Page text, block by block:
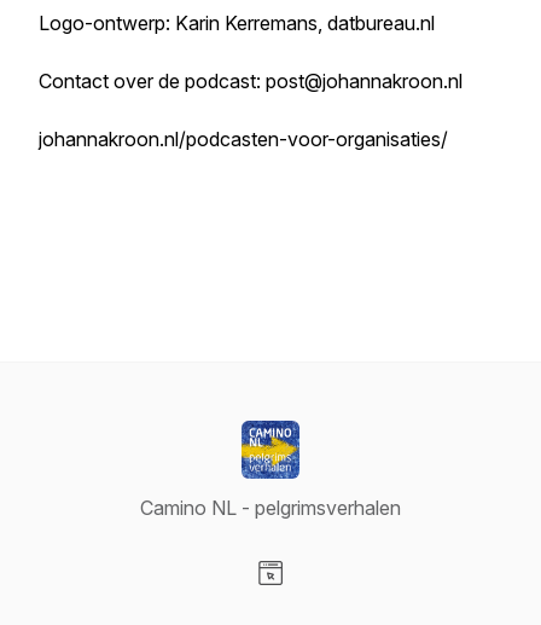
Logo-ontwerp: Karin Kerremans, datbureau.nl
Contact over de podcast: post@johannakroon.nl
johannakroon.nl/podcasten-voor-organisaties/
Camino NL - pelgrimsverhalen